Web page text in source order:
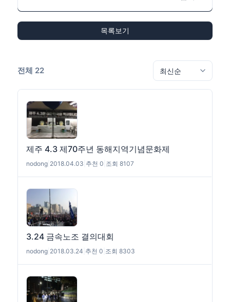
목록보기
전체 22
제주 4.3 제70주년 동해지역기념문화제
nodong 2018.04.03 추천 0 조회 8107
3.24 금속노조 결의대회
nodong 2018.03.24 추천 0 조회 8303